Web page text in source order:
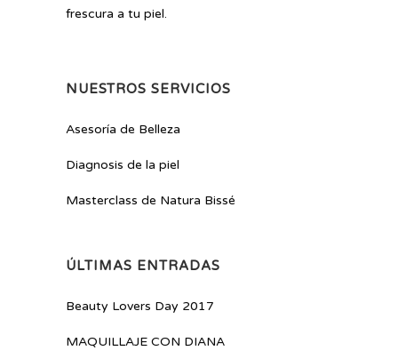
frescura a tu piel.
NUESTROS SERVICIOS
Asesoría de Belleza
Diagnosis de la piel
Masterclass de Natura Bissé
ÚLTIMAS ENTRADAS
Beauty Lovers Day 2017
MAQUILLAJE CON DIANA